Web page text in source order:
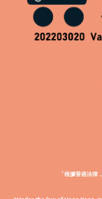
「根據香港法律